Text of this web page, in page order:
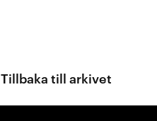
Tillbaka till arkivet